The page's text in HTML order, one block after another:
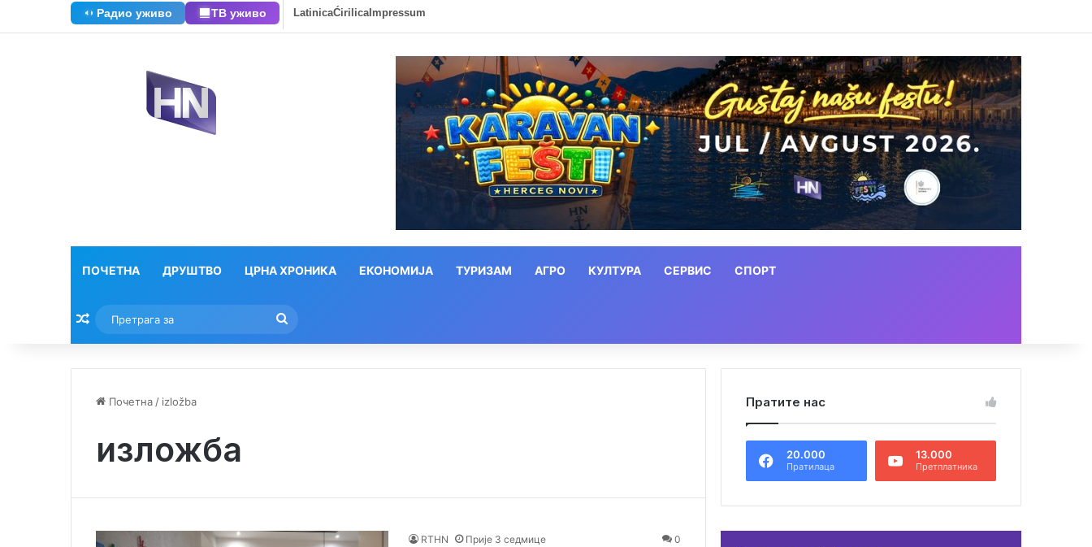
Радио уживо ТВ уживо LatinicaĆirilicaImpressum
ПОЧЕТНА ДРУШТВО ЦРНА ХРОНИКА ЕКОНОМИЈА ТУРИЗАМ АГРО КУЛТУРА СЕРВИС СПОРТ
Насумични текстови
за
Почетна / izložba
изложба
RTHN Прије 3 седмице 0
Пратите нас
20.000
Пратилаца
13.000
Претплатника